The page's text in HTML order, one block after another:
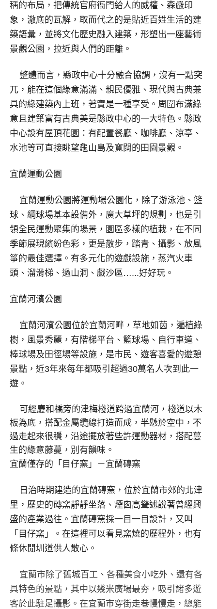
稱的布局，把傳統官府衙門給人的威權、森嚴印
象，澈底的瓦解，取而代之的是貼近百姓生活的建
築語彙，並將文化歷史融入建築，形塑出一座藝術
景觀公園，拉近與人們的距離。
整體而言，縣政中心十分融合協調，沒有一點突
兀，能在這個綠意滿滿、親民優雅、現代與古典兼
具的綠建築內上班，著實是一種享受。周圍布滿綠
意且建築富有古典美是縣政中心的一大特色。縣政
中心設有屋頂花園：有配置餐廳、咖啡廳、涼亭、
水池等可直接眺望龜山島及寬闊的田園景觀。
宜蘭運動公園
宜蘭運動公園將運動場公園化，除了游泳池、籃
球、綱球場基本設備外，廣大草坪的規劃，也是引
領全民運動聚集的場景，園區多樣的植栽，在不同
季節展現繽紛色彩，更是散步，踏青、攝影、放風
箏的最佳選擇。有多元化的遊戲設施，蒸汽火車
頭、溜滑梯、過山洞、戲沙區…...好好玩。
宜蘭河濱公園
宜蘭河濱公園位於宜蘭河畔，草地如茵，遍植綠
樹，風景秀麗，有階梯平台、籃球場、自行車道、
棒球場及田徑場等設施，是市民、遊客喜愛的遊憩
景點，近3年來每年都吸引超過30萬名人次到此一
遊。
可經慶和橋旁的津梅棧道跨過宜蘭河，棧道以木
板為底，搭配金屬纜線打造而成，半懸於空中，不
過走起來很穩，沿途擺放著些許運動器材，搭配蔓
生的綠意藤蔓，別有韻味。
宜蘭僅存的「目仔窯」－宜蘭磚窯
日治時期建造的宜蘭磚窯，位於宜蘭市郊的北津
里，歷史的磚窯靜靜坐落、煙囪高聳述說著曾經興
盛的產業過往。宜蘭磚窯採一目一目設計，又叫
「目仔窯」。在這裡可以看見窯燒的歷程外，也有
條休閒圳道供人散心。
宜蘭市除了舊城百工、各種美食小吃外、還有各
具特色的景點，其中以幾米廣場最夯，吸引諸多遊
客於此駐足攝影。在宜蘭市穿街走巷慢慢走，總能